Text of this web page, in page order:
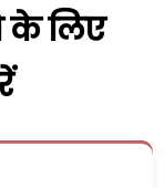
के लिए